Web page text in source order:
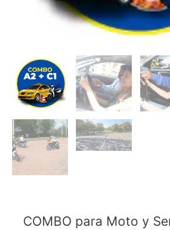
COMBO para Moto y